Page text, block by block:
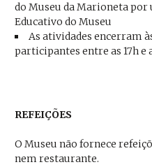
do Museu da Marioneta por
Educativo do Museu
As atividades encerram
participantes entre as 17h e
REFEIÇÕES
O Museu não fornece
nem restaurante.